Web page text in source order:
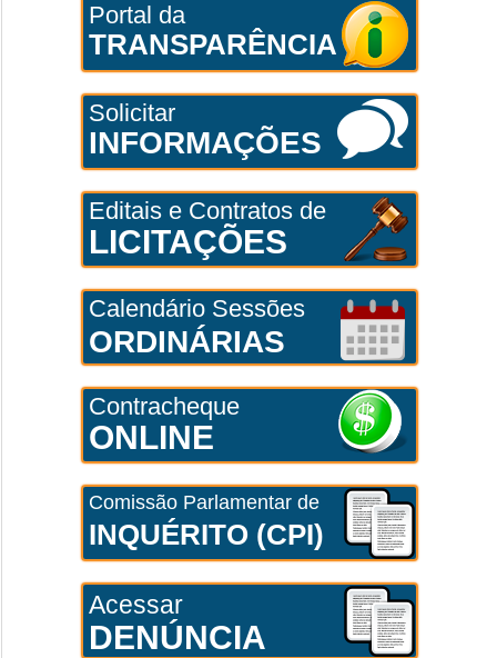
Portal da
TRANSPARÊNCIA
Solicitar
INFORMAÇÕES
Editais e Contratos de
LICITAÇÕES
Calendário Sessões
ORDINÁRIAS
Contracheque
ONLINE
Comissão Parlamentar de
INQUÉRITO (CPI)
Acessar
DENÚNCIA